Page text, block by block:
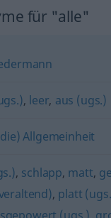
für "alle"
, leer, aus (ugs.)
Allgemeinheit
, schlapp, matt,
, platt